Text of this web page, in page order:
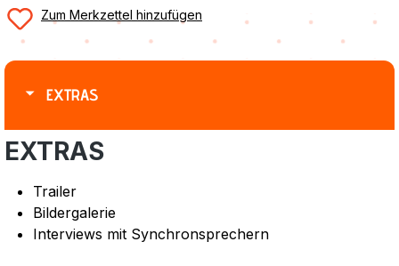
Zum Merkzettel hinzufügen
EXTRAS
EXTRAS
Trailer
Bildergalerie
Interviews mit Synchronsprechern